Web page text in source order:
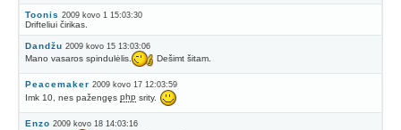
Toonis 2009 kovo 1 15:03:30
Drifteliui čirikas.
Dandžu 2009 kovo 15 13:03:06
Mano vasaros spindulėlis. Dešimt šitam.
Peacemaker 2009 kovo 17 12:03:59
Imk 10, nes pažengęs php srity.
Enzo 2009 kovo 18 14:03:16